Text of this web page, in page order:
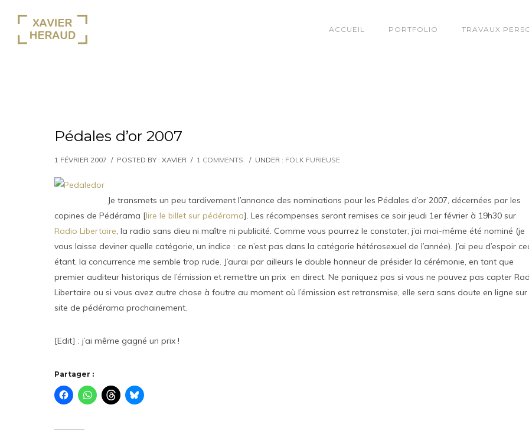
ACCUEIL PORTFOLIO TRAVAUX
Pédales d’or 2007
1 FÉVRIER 2007 / POSTED BY : XAVIER / 1 COMMENTS / UNDER : FOLK FURIEUSE
Je transmets un peu tardivement l’annonce des nominations pour les Pédales d’or 2007, décernées par les
copines de Pédérama [lire le billet sur pédérama]. Les récompenses seront remises ce soir jeudi 1er février à 19h30 sur
Radio Libertaire, la radio sans dieu ni maître ni publicité. Comme vous pourrez le constater, j’ai moi-même été nominé (je
vous laisse deviner quelle catégorie, un indice : ce n’est pas dans la catégorie hétérosexuel de l’année). J’ai peu d’espoir
étant, la concurrence me semble trop rude. J’aurai par ailleurs le double honneur de présider la cérémonie, en tant que
premier auditeur historiqus de l’émission et remettre un prix en direct. Ne paniquez pas si vous ne pouvez pas capter
Libertaire ou si vous avez autre chose à foutre au moment où l’émission est retransmise, elle sera sans doute en ligne sur
site de pédérama prochainement.
[Edit] : j’ai même gagné un prix !
Partager :